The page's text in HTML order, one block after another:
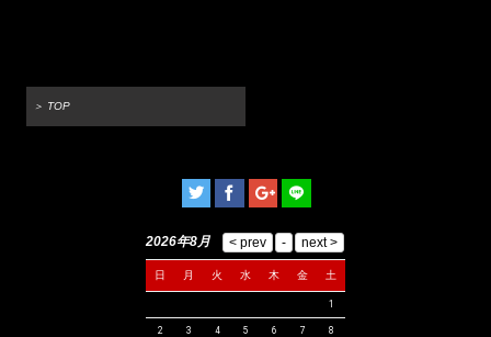
＞ TOP
2026年8月
日 月 火 水 木 金 土
1
2 3 4 5 6 7 8